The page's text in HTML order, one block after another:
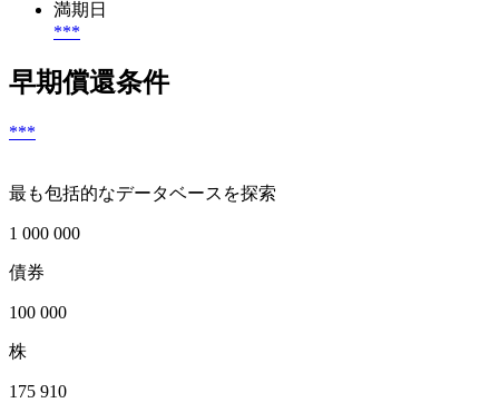
満期日
***
早期償還条件
***
最も包括的なデータベースを探索
1 000 000
債券
100 000
株
175 910